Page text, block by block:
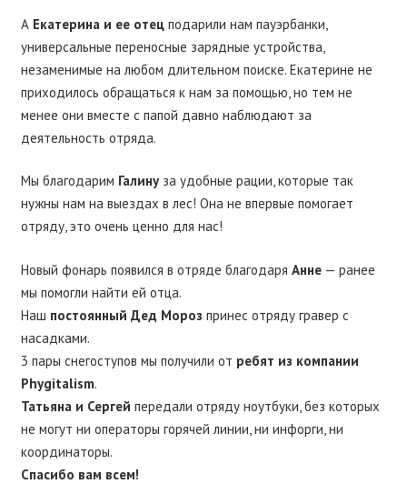
А Екатерина и ее отецподарили нам пауэрбанки,
универсальные переносные зарядные устройства,
незаменимые на любом длительном поиске. Екатерине не
приходилось обращаться к нам за помощью, но тем не
менее они вместе с папой давно наблюдают за
деятельность отряда.
Мы благодарим Галинуза удобные рации, которые так
нужны нам на выездах в лес! Она не впервые помогает
отряду, это очень ценно для нас!
Новый фонарь появился в отряде благодаря Анне— ранее
мы помогли найти ей отца.
Наш постоянный Дед Мороз принес отряду гравер с
насадками.
3 пары снегоступов мы получили от ребят из компании
Phygitalism.
Татьяна и Сергей передали отряду ноутбуки, без которых
не могут ни операторы горячей линии, ни инфорги, ни
координаторы.
Спасибо вам всем!